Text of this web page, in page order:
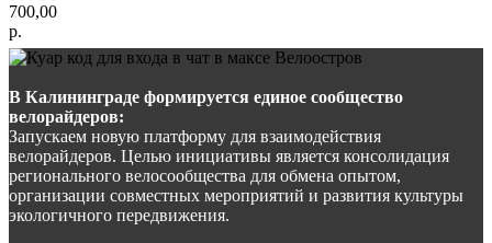
700,00
р.
В Калининграде формируется единое сообщество
велорайдеров:
Запускаем новую платформу для взаимодействия
велорайдеров. Целью инициативы является консолидация
регионального велосообщества для обмена опытом,
организации совместных мероприятий и развития культуры
экологичного передвижения.